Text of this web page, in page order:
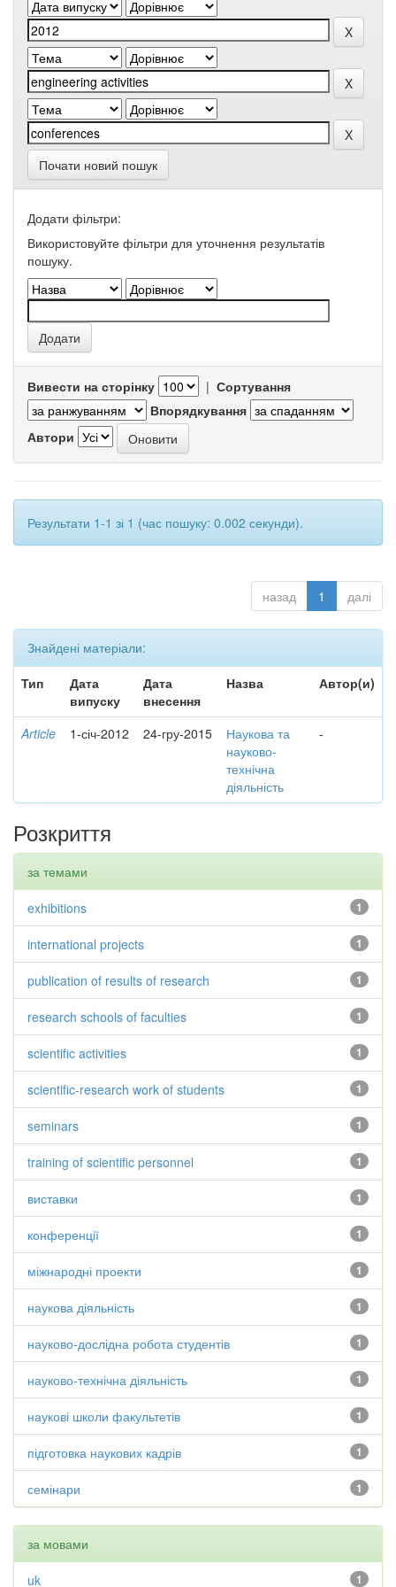
Почати новий пошук
Додати фільтри:
Використовуйте фільтри для уточнення результатів
пошуку.
Вивести на сторінку | Сортування
Впорядкування
Автори
Результати 1-1 зі 1 (час пошуку: 0.002 секунди).
назад 1 далі
Знайдені матеріали:
Тип
Дата
випуску
Дата
внесення
Назва Автор(и)
Article 1-січ-2012 24-гру-2015
Наукова та
науково-
технічна
діяльність
-
Розкриття
за темами
1
exhibitions
1
international projects
1
publication of results of research
1
research schools of faculties
1
scientific activities
1
scientific-research work of students
1
seminars
1
training of scientific personnel
1
виставки
1
конференції
1
міжнародні проекти
1
наукова діяльність
1
науково-дослідна робота студентів
1
науково-технічна діяльність
1
наукові школи факультетів
1
підготовка наукових кадрів
1
семінари
за мовами
1
uk